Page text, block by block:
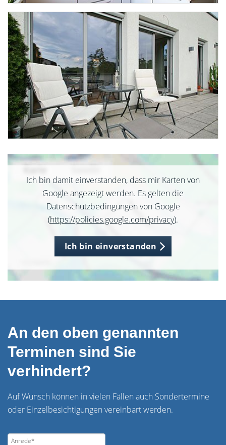
Ich bin damit einverstanden, dass mir Karten von
Google angezeigt werden. Es gelten die
Datenschutzbedingungen von Google
(https://policies.google.com/privacy).
Ich bin einverstanden
An den oben genannten
Terminen sind Sie
verhindert?
Auf Wunsch können in vielen Fällen auch Sondertermine
oder Einzelbesichtigungen vereinbart werden.